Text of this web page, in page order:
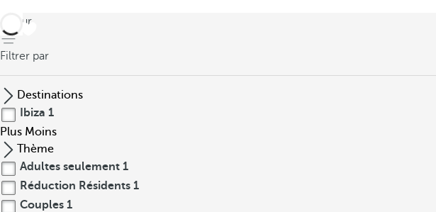
retour
Filtrer par
Destinations
Ibiza 1
Plus Moins
Thème
Adultes seulement 1
Réduction Résidents 1
Couples 1